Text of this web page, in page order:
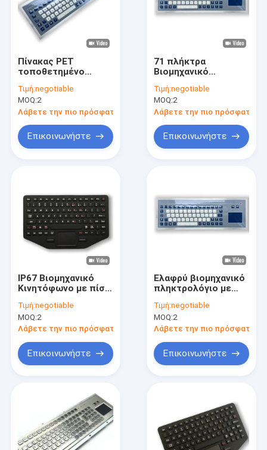
Προϊόντα
Βίντεο
Πίνακας PET
τοποθετημένο
Βιομηχανικό
προσαρμοσμένο
πληκτρολόγιο με
μεμβράνη
Τιμή:negotiable
MOQ:2
Λάβετε την πιο πρόσφατη τιμή
Επικοινωνήστε
71 πλήκτρα
Βιομηχανικό
Πληκτρολογίου
Αντικατάστατο στην
έκρηξη με Touch Pad
F8-TP-C
Τιμή:negotiable
MOQ:2
Λάβετε την πιο πρόσφατη
Επικοινωνήστε
IP67 Βιομηχανικό
Κινητόφωνο με πίσω
καουτσούκ πυριτίου
Αδιάβροχο
Αδιάβροχο Μίνι
Touchpad
Προσωπικό Πίνακα
Τιμή:negotiable
MOQ:2
Λάβετε την πιο πρόσφατη τιμή
Επικοινωνήστε
Ελαφρύ βιομηχανικό
πληκτρολόγιο με
σε έκρηξη με
αφαιρετικό 660g
Τιμή:negotiable
MOQ:2
Λάβετε την πιο πρόσφατη
Επικοινωνήστε